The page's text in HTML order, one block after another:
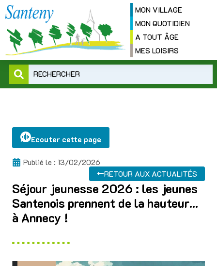
MON VILLAGE
MON QUOTIDIEN
A TOUT ÂGE
MES LOISIRS
RECHERCHER
Ecouter cette page
Publié le : 13/02/2026
RETOUR AUX ACTUALITÉS
Séjour jeunesse 2026 : les jeunes
Santenois prennent de la hauteur…
à Annecy !